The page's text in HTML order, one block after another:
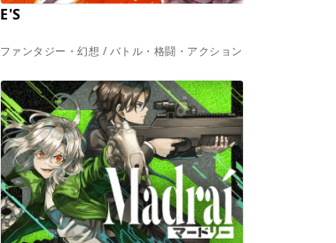
E'S
ファンタジー・幻想 / バトル・格闘・アクション